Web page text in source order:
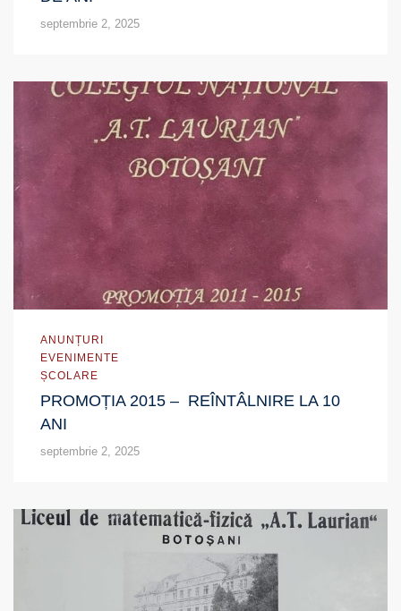
septembrie 2, 2025
ANUNȚURI
EVENIMENTE
ȘCOLARE
PROMOȚIA 2015 – REÎNTÂLNIRE LA 10
ANI
septembrie 2, 2025